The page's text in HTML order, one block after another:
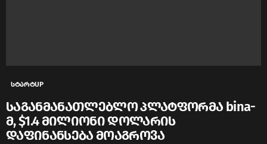
სტარტUP
საგანმანათლებლო პლატფორმა bina-
მ, $1.4 მილიონი დოლარის
დაფინანსება მოაგროვა